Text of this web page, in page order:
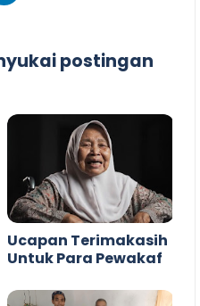
postingan
Ucapan Terimakasih
Untuk Para Pewakaf